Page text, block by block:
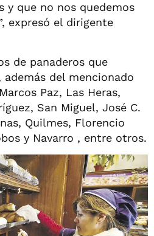
y que no nos quedemos
expresó el dirigente
de panaderos que
del mencionado
Paz, Las Heras,
San Miguel, José C.
Quilmes, Florencio
y Navarro , entre otros.